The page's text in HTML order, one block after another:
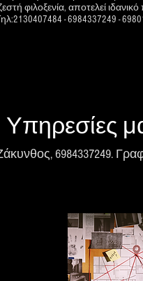
φιλοξενία, αποτελεί
- 6984337249 -
Υπηρεσίες
6984337249.